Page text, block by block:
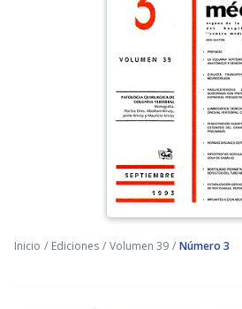
Inicio / Ediciones / Volumen 39 / Número 3